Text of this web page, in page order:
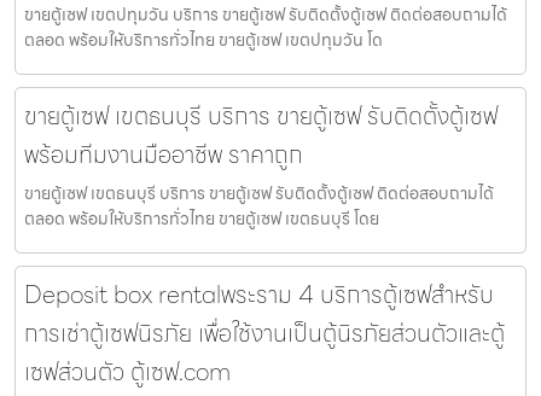
ขายตู้เซฟ เขตปทุมวัน บริการ ขายตู้เซฟ รับติดตั้งตู้เซฟ ติดต่อสอบถามได้
ตลอด พร้อมให้บริการทั่วไทย ขายตู้เซฟ เขตปทุมวัน โด
ขายตู้เซฟ เขตธนบุรี บริการ ขายตู้เซฟ รับติดตั้งตู้เซฟ
พร้อมทีมงานมืออาชีพ ราคาถูก
ขายตู้เซฟ เขตธนบุรี บริการ ขายตู้เซฟ รับติดตั้งตู้เซฟ ติดต่อสอบถามได้
ตลอด พร้อมให้บริการทั่วไทย ขายตู้เซฟ เขตธนบุรี โดย
Deposit box rentalพระราม 4 บริการตู้เซฟสำหรับ
การเช่าตู้เซฟนิรภัย เพื่อใช้งานเป็นตู้นิรภัยส่วนตัวและตู้
เซฟส่วนตัว ตู้เซฟ.com